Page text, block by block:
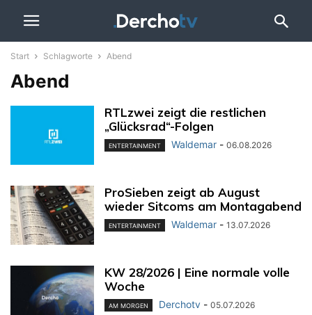
Start Schlagworte Abend
Abend
RTLzwei zeigt die restlichen
„Glücksrad“-Folgen
ENTERTAINMENT Waldemar - 06.08.2026
ProSieben zeigt ab August
wieder Sitcoms am Montagabend
ENTERTAINMENT Waldemar - 13.07.2026
KW 28/2026 | Eine normale volle
Woche
AM MORGEN Derchotv - 05.07.2026